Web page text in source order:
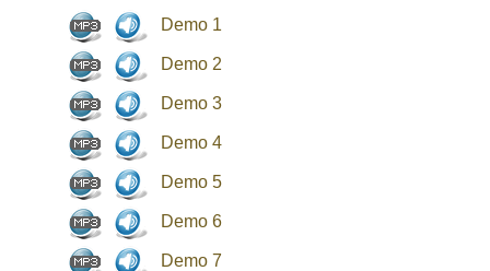
Demo 1
Demo 2
Demo 3
Demo 4
Demo 5
Demo 6
Demo 7